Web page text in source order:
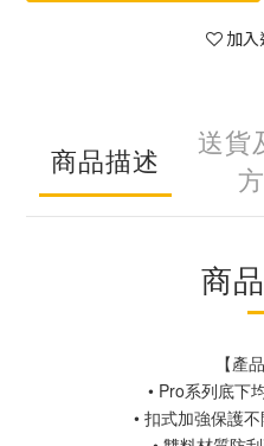
加
商品描述
送貨
商
【產
• Pro系列底下
• 扣式加強保護不